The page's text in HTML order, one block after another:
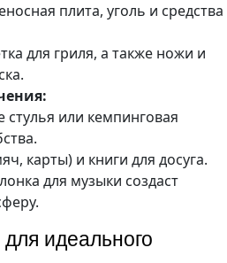
плита, уголь и средства
для гриля, а также ножи и
стулья или кемпинговая
карты) и книги для досуга.
для музыки создаст
идеального